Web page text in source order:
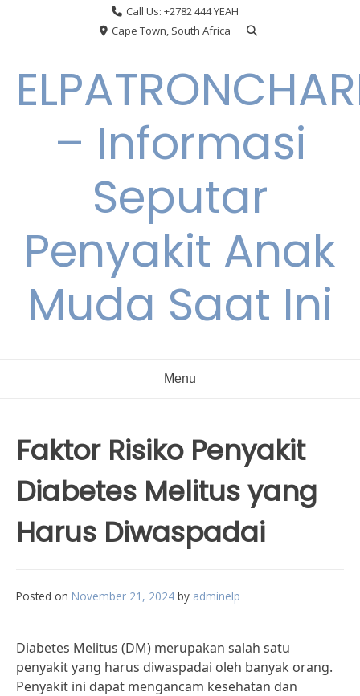
Call Us: +2782 444 YEAH
Cape Town, South Africa
– Informasi
Seputar
Penyakit Anak
Muda Saat Ini
Menu
Faktor Risiko Penyakit
Diabetes Melitus yang
Harus Diwaspadai
Posted on November 21, 2024 by adminelp
Diabetes Melitus (DM) merupakan salah satu
penyakit yang harus diwaspadai oleh banyak orang.
Penyakit ini dapat mengancam kesehatan dan